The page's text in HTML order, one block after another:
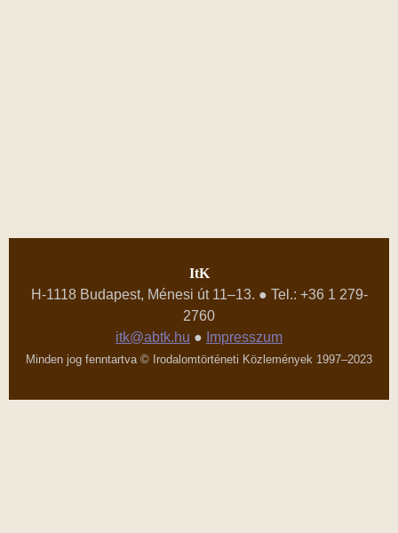
ItK
H-1118 Budapest, Ménesi út 11–13. ● Tel.: +36 1 279-
2760
itk@abtk.hu ● Impresszum
Minden jog fenntartva © Irodalomtörténeti Közlemények 1997–2023